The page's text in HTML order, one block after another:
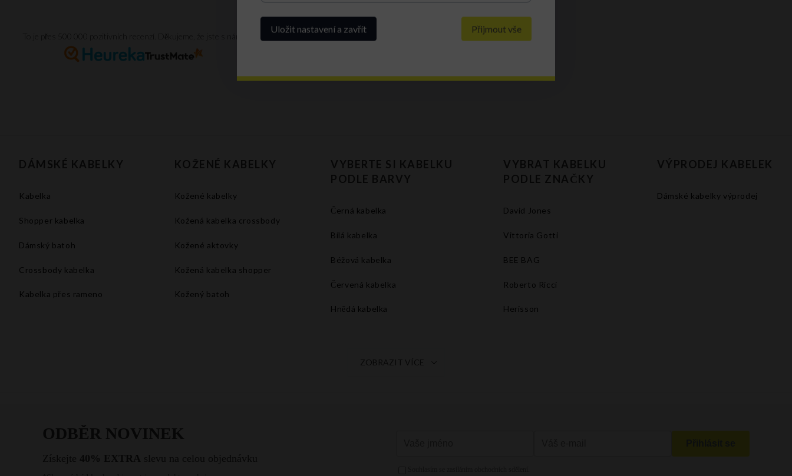
DÁMSKÉ KABELKY
Kabelka
Shopper kabelka
Dámský batoh
Crossbody kabelka
Kabelka přes rameno
KOŽENÉ KABELKY
Kožené kabelky
Kožená kabelka crossbody
Kožené aktovky
Kožená kabelka shopper
Kožený batoh
VYBERTE SI KABELKU
PODLE BARVY
Černá kabelka
Bílá kabelka
Béžová kabelka
Červená kabelka
Hnědá kabelka
Šedá kabelka
VYBRAT KABELKU
PODLE ZNAČKY
David Jones
Vittoria Gotti
BEE BAG
Roberto Ricci
Herisson
VÝPRODEJ KABELEK
Dámské kabelky výprodej
ZOBRAZIT VÍCE
Uložit nastavení a zavřít Přijmout vše